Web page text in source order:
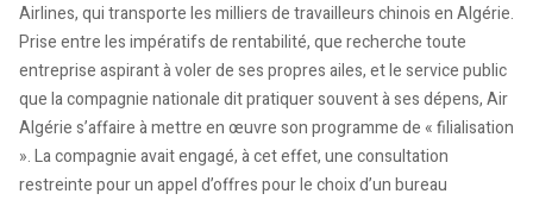
Airlines, qui transporte les milliers de travailleurs chinois en Algérie.
Prise entre les impératifs de rentabilité, que recherche toute
entreprise aspirant à voler de ses propres ailes, et le service public
que la compagnie nationale dit pratiquer souvent à ses dépens, Air
Algérie s’affaire à mettre en œuvre son programme de « filialisation
». La compagnie avait engagé, à cet effet, une consultation
restreinte pour un appel d’offres pour le choix d’un bureau